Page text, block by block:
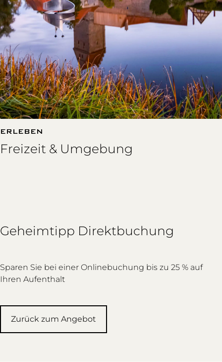
ERLEBEN
Freizeit & Umgebung
Geheimtipp Direktbuchung
Sparen Sie bei einer Onlinebuchung bis zu 25 % auf
Ihren Aufenthalt
Zurück zum Angebot